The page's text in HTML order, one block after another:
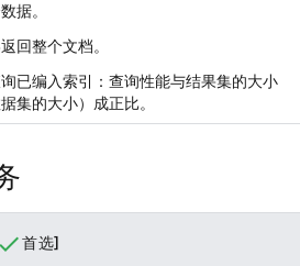
据。
回整个文档。
已编入索引：查询性能与结果集的大小
集的大小）成正比。
首选]